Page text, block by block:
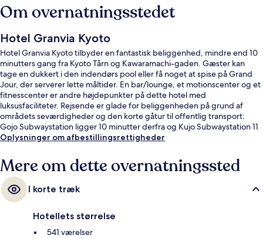
Om overnatningsstedet
Hotel Granvia Kyoto
Hotel Granvia Kyoto tilbyder en fantastisk beliggenhed, mindre end 10
minutters gang fra Kyoto Tårn og Kawaramachi-gaden. Gæster kan
tage en dukkert i den indendørs pool eller få noget at spise på Grand
Jour, der serverer lette måltider. En bar/lounge, et motionscenter og et
fitnesscenter er andre højdepunkter på dette hotel med
luksusfaciliteter. Rejsende er glade for beliggenheden på grund af
områdets seværdigheder og den korte gåtur til offentlig transport:
Gojo Subwaystation ligger 10 minutter derfra og Kujo Subwaystation 11
minutter væk.
Oplysninger om afbestillingsrettigheder
Mere om dette overnatningssted
I korte træk
Hotellets størrelse
541 værelser